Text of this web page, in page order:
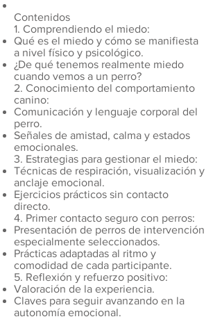
Contenidos
1. Comprendiendo el miedo:
Qué es el miedo y cómo se manifiesta
a nivel físico y psicológico.
¿De qué tenemos realmente miedo
cuando vemos a un perro?
2. Conocimiento del comportamiento
canino:
Comunicación y lenguaje corporal del
perro.
Señales de amistad, calma y estados
emocionales.
3. Estrategias para gestionar el miedo:
Técnicas de respiración, visualización y
anclaje emocional.
Ejercicios prácticos sin contacto
directo.
4. Primer contacto seguro con perros:
Presentación de perros de intervención
especialmente seleccionados.
Prácticas adaptadas al ritmo y
comodidad de cada participante.
5. Reflexión y refuerzo positivo:
Valoración de la experiencia.
Claves para seguir avanzando en la
autonomía emocional.